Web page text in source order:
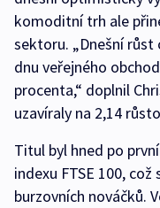
komoditní trh ale
sektoru. „Dnešní
dnu veřejného
procenta,“ doplnil
uzavíraly na 2,14
Titul byl hned po
indexu FTSE 100,
burzovních nováčků.